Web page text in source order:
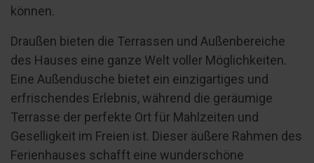
können.
Draußen bieten die Terrassen und Außenbereiche
des Hauses eine ganze Welt voller Möglichkeiten.
Eine Außendusche bietet ein einzigartiges und
erfrischendes Erlebnis, während die geräumige
Terrasse der perfekte Ort für Mahlzeiten und
Geselligkeit im Freien ist. Dieser äußere Rahmen des
Ferienhauses schafft eine wunderschöne